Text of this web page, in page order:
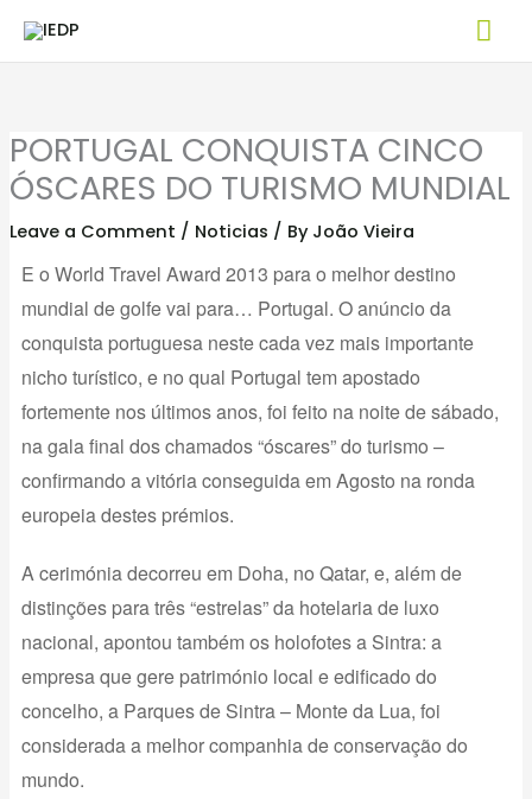
PORTUGAL CONQUISTA CINCO
ÓSCARES DO TURISMO MUNDIAL
Leave a Comment / Noticias / By João Vieira
E o World Travel Award 2013 para o melhor destino
mundial de golfe vai para… Portugal. O anúncio da
conquista portuguesa neste cada vez mais importante
nicho turístico, e no qual Portugal tem apostado
fortemente nos últimos anos, foi feito na noite de sábado,
na gala final dos chamados “óscares” do turismo –
confirmando a vitória conseguida em Agosto na ronda
europeia destes prémios.
A cerimónia decorreu em Doha, no Qatar, e, além de
distinções para três “estrelas” da hotelaria de luxo
nacional, apontou também os holofotes a Sintra: a
empresa que gere património local e edificado do
concelho, a Parques de Sintra – Monte da Lua, foi
considerada a melhor companhia de conservação do
mundo.